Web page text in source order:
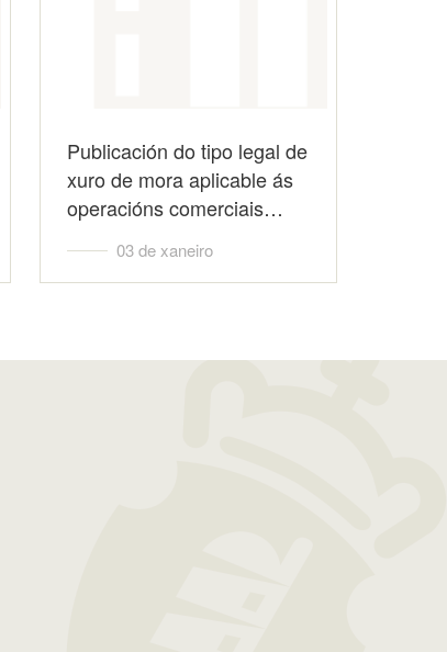
Publicación do tipo legal de
xuro de mora aplicable ás
operacións comerciais…
03 de xaneiro